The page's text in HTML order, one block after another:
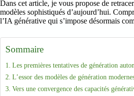
Dans cet article, je vous propose de
modèles sophistiqués d’aujourd’hui.
l’IA générative qui s’impose désormais
Sommaire
Les premières tentatives de génération
L’essor des modèles de génération
Vers une convergence des capacités